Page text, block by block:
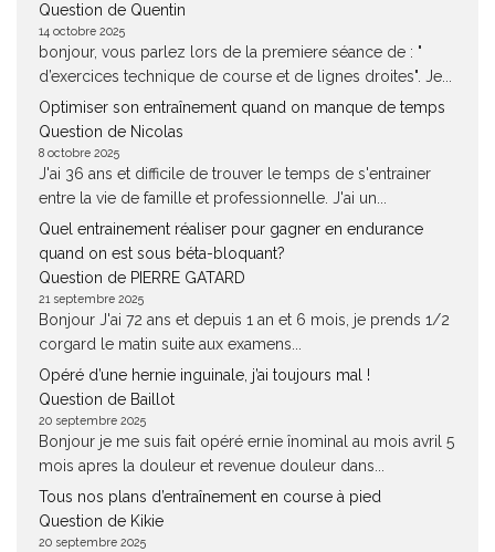
Question de Quentin
14 octobre 2025
bonjour, vous parlez lors de la premiere séance de : "
d’exercices technique de course et de lignes droites". Je...
Optimiser son entraînement quand on manque de temps
Question de Nicolas
8 octobre 2025
J'ai 36 ans et difficile de trouver le temps de s'entrainer
entre la vie de famille et professionnelle. J'ai un...
Quel entrainement réaliser pour gagner en endurance
quand on est sous béta-bloquant?
Question de PIERRE GATARD
21 septembre 2025
Bonjour J'ai 72 ans et depuis 1 an et 6 mois, je prends 1/2
corgard le matin suite aux examens...
Opéré d’une hernie inguinale, j’ai toujours mal !
Question de Baillot
20 septembre 2025
Bonjour je me suis fait opéré ernie înominal au mois avril 5
mois apres la douleur et revenue douleur dans...
Tous nos plans d’entraînement en course à pied
Question de Kikie
20 septembre 2025